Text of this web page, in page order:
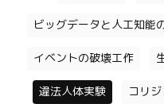
ビッグデータと人工知能
イベントの破壊工作
違法人体実験 コリ